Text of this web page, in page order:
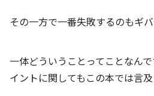
その一方で一番失敗するのもギバ
一体どういうことってことなん
イントに関してもこの本では言及